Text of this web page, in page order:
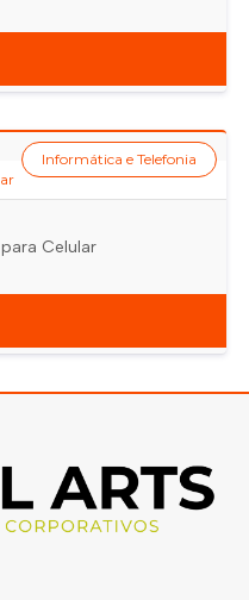
Celular
Informática e Telefonia